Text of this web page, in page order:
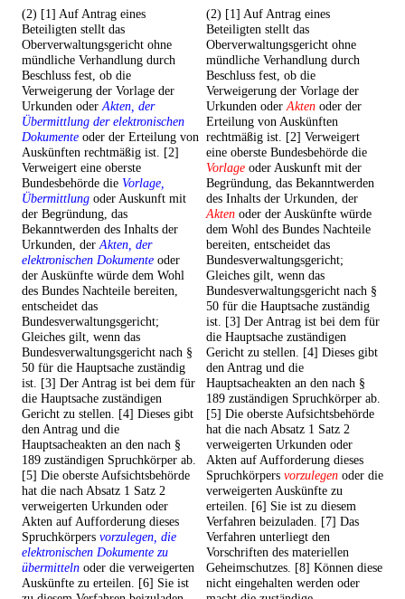
(2) [1] Auf Antrag eines
Beteiligten stellt das
Oberverwaltungsgericht ohne
mündliche Verhandlung durch
Beschluss fest, ob die
Verweigerung der Vorlage der
Urkunden oderAkten, der
Übermittlung der elektronischen
Dokumente oder der Erteilung von
Auskünften rechtmäßig ist. [2]
Verweigert eine oberste
Bundesbehörde die Vorlage,
Übermittlung oder Auskunft mit
der Begründung, das
Bekanntwerden des Inhalts der
Urkunden, derAkten, der
elektronischen Dokumente oder
der Auskünfte würde dem Wohl
des Bundes Nachteile bereiten,
entscheidet das
Bundesverwaltungsgericht;
Gleiches gilt, wenn das
Bundesverwaltungsgericht nach §
50 für die Hauptsache zuständig
ist. [3] Der Antrag ist bei dem für
die Hauptsache zuständigen
Gericht zu stellen. [4] Dieses gibt
den Antrag und die
Hauptsacheakten an den nach §
189 zuständigen Spruchkörper ab.
[5] Die oberste Aufsichtsbehörde
hat die nach Absatz 1 Satz 2
verweigerten Urkunden oder
Akten auf Aufforderung dieses
Spruchkörpers vorzulegen, die
elektronischen Dokumente zu
übermitteln oder die verweigerten
Auskünfte zu erteilen. [6] Sie ist
(2) [1] Auf Antrag eines
Beteiligten stellt das
Oberverwaltungsgericht ohne
mündliche Verhandlung durch
Beschluss fest, ob die
Verweigerung der Vorlage der
Urkunden oderAkten oder der
Erteilung von Auskünften
rechtmäßig ist. [2] Verweigert
eine oberste Bundesbehörde die
Vorlage oder Auskunft mit der
Begründung, das Bekanntwerden
des Inhalts der Urkunden, der
Akten oder der Auskünfte würde
dem Wohl des Bundes Nachteile
bereiten, entscheidet das
Bundesverwaltungsgericht;
Gleiches gilt, wenn das
Bundesverwaltungsgericht nach §
50 für die Hauptsache zuständig
ist. [3] Der Antrag ist bei dem für
die Hauptsache zuständigen
Gericht zu stellen. [4] Dieses gibt
den Antrag und die
Hauptsacheakten an den nach §
189 zuständigen Spruchkörper ab.
[5] Die oberste Aufsichtsbehörde
hat die nach Absatz 1 Satz 2
verweigerten Urkunden oder
Akten auf Aufforderung dieses
Spruchkörpers vorzulegen oder die
verweigerten Auskünfte zu
erteilen. [6] Sie ist zu diesem
Verfahren beizuladen. [7] Das
Verfahren unterliegt den
Vorschriften des materiellen
Geheimschutzes. [8] Können diese
nicht eingehalten werden oder